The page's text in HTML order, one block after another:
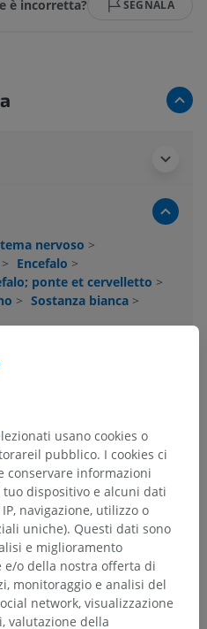
è incorretta? SEGNALA
nervoso >
> Encefalo >
ponte et cervelletto >
> Sostanza bianca >
sono presenti strutture
anatomica
negli animali
usano cookies o
pubblico. I cookies ci
conservare informazioni
dispositivo e alcuni dati
navigazione, utilizzo o
uniche). Questi dati sono
e miglioramento
o della nostra offerta di
monitoraggio e analisi del
network, visualizzazione
valutazione della